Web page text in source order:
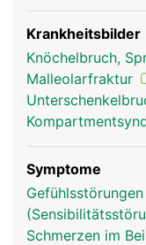
Sprunggelenks
Krankheitsbilder
Knöchelbruch,
Malleolarfraktur
Symptome
Schmerzen im